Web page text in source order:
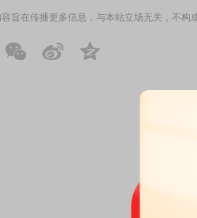
旨在传播更多信息，与本站立场无关，不构